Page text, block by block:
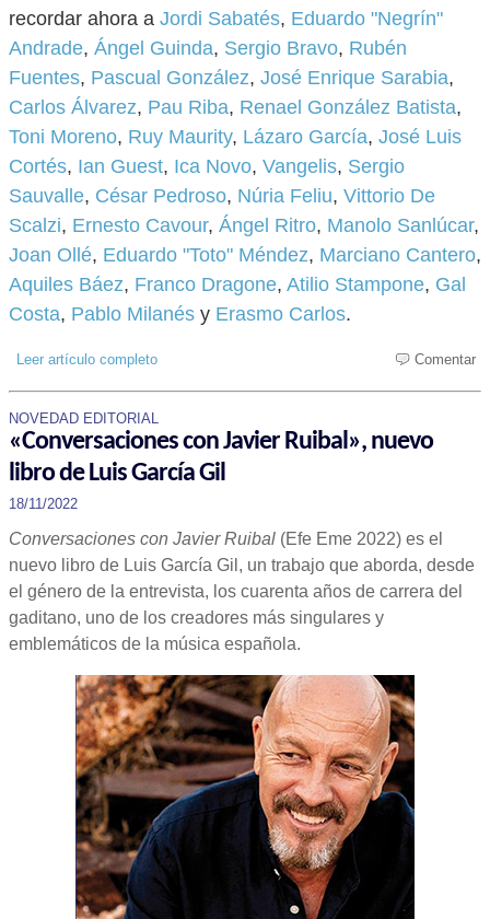
recordar ahora a Jordi Sabatés, Eduardo "Negrín"
Andrade, Ángel Guinda, Sergio Bravo, Rubén
Fuentes, Pascual González, José Enrique Sarabia,
Carlos Álvarez, Pau Riba, Renael González Batista,
Toni Moreno, Ruy Maurity, Lázaro García, José Luis
Cortés, Ian Guest, Ica Novo, Vangelis, Sergio
Sauvalle, César Pedroso, Núria Feliu, Vittorio De
Scalzi, Ernesto Cavour, Ángel Ritro, Manolo Sanlúcar,
Joan Ollé, Eduardo "Toto" Méndez, Marciano Cantero,
Aquiles Báez, Franco Dragone, Atilio Stampone, Gal
Costa, Pablo Milanés y Erasmo Carlos.
Leer artículo completo Comentar
NOVEDAD EDITORIAL
«Conversaciones con Javier Ruibal», nuevo
libro de Luis García Gil
18/11/2022
Conversaciones con Javier Ruibal (Efe Eme 2022) es el
nuevo libro de Luis García Gil, un trabajo que aborda, desde
el género de la entrevista, los cuarenta años de carrera del
gaditano, uno de los creadores más singulares y
emblemáticos de la música española.